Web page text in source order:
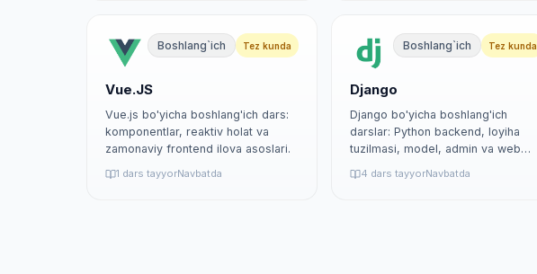
Boshlang`ich Tez kunda
Vue.JS
Vue.js bo'yicha boshlang'ich dars:
komponentlar, reaktiv holat va
zamonaviy frontend ilova asoslari.
1 dars tayyorNavbatda
Boshlang`ich Tez kunda
Django
Django bo'yicha boshlang'ich
darslar: Python backend, loyiha
tuzilmasi, model, admin va web
4 dars tayyorNavbatda